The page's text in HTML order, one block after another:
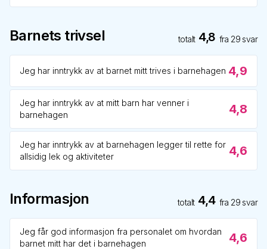
Barnets trivsel totalt 4,8 fra 29 svar
Jeg har inntrykk av at barnet mitt trives i barnehagen 4,9
Jeg har inntrykk av at mitt barn har venner i
barnehagen
4,8
Jeg har inntrykk av at barnehagen legger til rette for
allsidig lek og aktiviteter
4,6
Informasjon totalt 4,4 fra 29 svar
Jeg får god informasjon fra personalet om hvordan
barnet mitt har det i barnehagen
4,6